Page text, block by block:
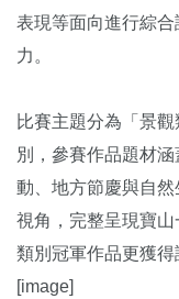
表現等面向進行綜
力。
比賽主題分為「景
別，參賽作品題材
動、地方節慶與自
視角，完整呈現寶
類別冠軍作品更獲得
[image]